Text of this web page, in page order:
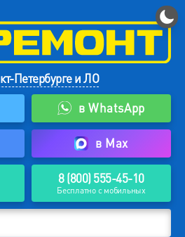
Петербурге и ЛО
в WhatsApp
в Max
8 (800) 555-45-10
Бесплатно с мобильных